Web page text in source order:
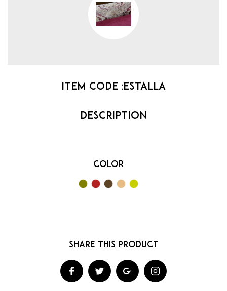
Item code :Estalla
Color